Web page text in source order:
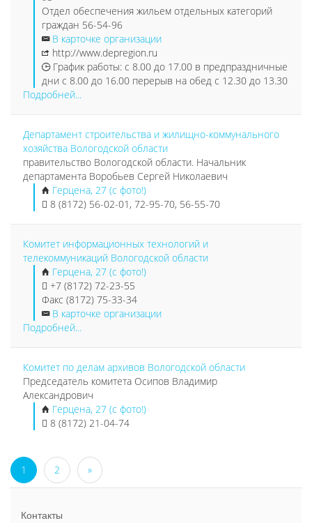
Отдел обеспечения жильем отдельных категорий
граждан 56-54-96
В карточке организации
http://www.depregion.ru
График работы: c 8.00 до 17.00 в предпраздничные
дни с 8.00 до 16.00 перерыв на обед с 12.30 до 13.30
Подробней...
Департамент строительства и жилищно-коммунального
хозяйства Вологодской области
правительство Вологодской области. Начальник
департамента Воробьев Сергей Николаевич
Герцена, 27 (с фото!)
8 (8172) 56-02-01, 72-95-70, 56-55-70
Комитет информационных технологий и
телекоммуникаций Вологодской области
Герцена, 27 (с фото!)
+7 (8172) 72-23-55
Факс (8172) 75-33-34
В карточке организации
Подробней...
Комитет по делам архивов Вологодской области
Председатель комитета Осипов Владимир
Александрович
Герцена, 27 (с фото!)
8 (8172) 21-04-74
1 2 »
Контакты